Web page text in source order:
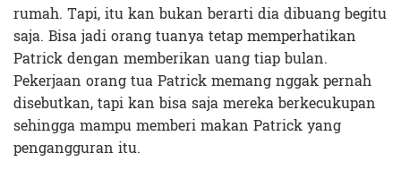
rumah. Tapi, itu kan bukan berarti dia dibuang begitu
saja. Bisa jadi orang tuanya tetap memperhatikan
Patrick dengan memberikan uang tiap bulan.
Pekerjaan orang tua Patrick memang nggak pernah
disebutkan, tapi kan bisa saja mereka berkecukupan
sehingga mampu memberi makan Patrick yang
pengangguran itu.